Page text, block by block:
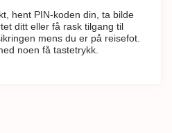
hent PIN-koden din, ta bilde
ditt eller få rask tilgang til
mens du er på reisefot.
noen få tastetrykk.